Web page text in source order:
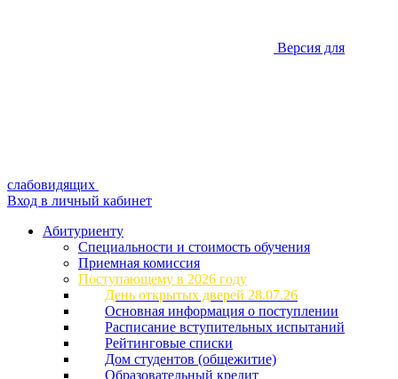
Версия для
слабовидящих
Вход в личный кабинет
Абитуриенту
Специальности и стоимость обучения
Приемная комиссия
Поступающему в 2026 году
День открытых дверей 28.07.26
Основная информация о поступлении
Расписание вступительных испытаний
Рейтинговые списки
Дом студентов (общежитие)
Образовательный кредит